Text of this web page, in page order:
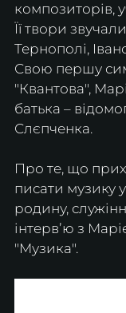
композиторів,
Її твори
Тернополі,
Свою першу
"Квантова",
батька –
Слєпченка.
Про те, що
писати музику
родину,
інтервʼю з
"Музика".